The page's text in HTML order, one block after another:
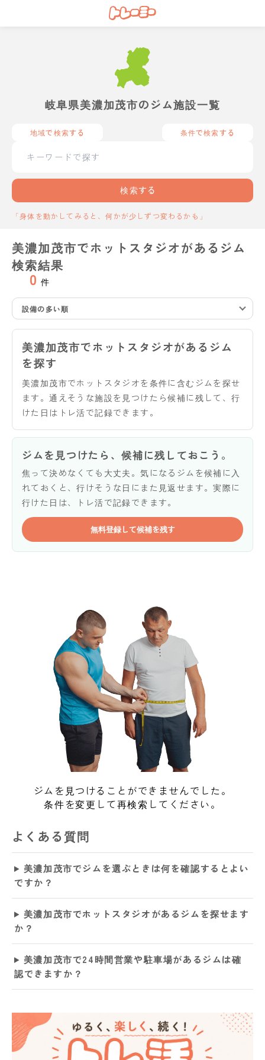
岐阜県美濃加茂市のジム施設一覧
地域で検索する 条件で検索する
検索する
「身体を動かしてみると、何かが少しずつ変わるかも」
美濃加茂市でホットスタジオがあるジム
検索結果
0 件
設備の多い順
美濃加茂市でホットスタジオがあるジム
を探す
美濃加茂市でホットスタジオを条件に含むジムを探せ
ます。通えそうな施設を見つけたら候補に残して、行
けた日はトレ活で記録できます。
ジムを見つけたら、候補に残しておこう。
焦って決めなくても大丈夫。気になるジムを候補に入
れておくと、行けそうな日にまた見返せます。実際に
行けた日は、トレ活で記録できます。
無料登録して候補を残す
ジムを見つけることができませんでした。
条件を変更して再検索してください。
よくある質問
美濃加茂市でジムを選ぶときは何を確認するとよい
ですか？
美濃加茂市でホットスタジオがあるジムを探せます
か？
美濃加茂市で24時間営業や駐車場があるジムは確
認できますか？